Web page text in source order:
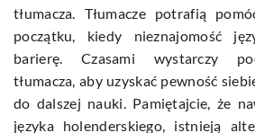
tłumacza. Tłumacze potrafią
początku, kiedy nieznajomość
barierę. Czasami wystarczy
tłumacza, aby uzyskać pewność
do dalszej nauki. Pamiętajcie, że
języka holenderskiego, istnieją